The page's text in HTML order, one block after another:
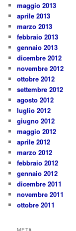
maggio 2013
aprile 2013
marzo 2013
febbraio 2013
gennaio 2013
dicembre 2012
novembre 2012
ottobre 2012
settembre 2012
agosto 2012
luglio 2012
giugno 2012
maggio 2012
aprile 2012
marzo 2012
febbraio 2012
gennaio 2012
dicembre 2011
novembre 2011
ottobre 2011